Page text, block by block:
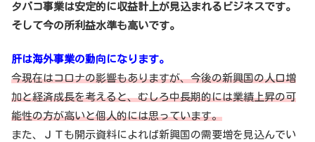
タバコ事業は安定的に収益計上が見込まれるビジネスです。
そして今の所利益水準も高いです。
肝は海外事業の動向になります。
今現在はコロナの影響もありますが、今後の新興国の人口増
加と経済成長を考えると、むしろ中長期的には業績上昇の可
能性の方が高いと個人的には思っています。
また、ＪＴも開示資料によれば新興国の需要増を見込んでい